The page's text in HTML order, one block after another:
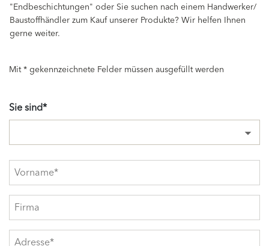
"Endbeschichtungen" oder Sie suchen nach einem Handwerker/
Baustoffhändler zum Kauf unserer Produkte? Wir helfen Ihnen
gerne weiter.
Mit * gekennzeichnete Felder müssen ausgefüllt werden
Sie sind*